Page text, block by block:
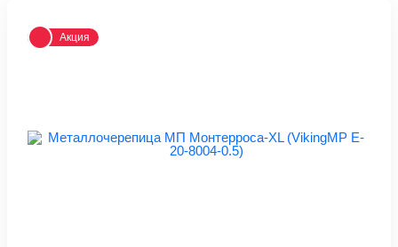
Акция